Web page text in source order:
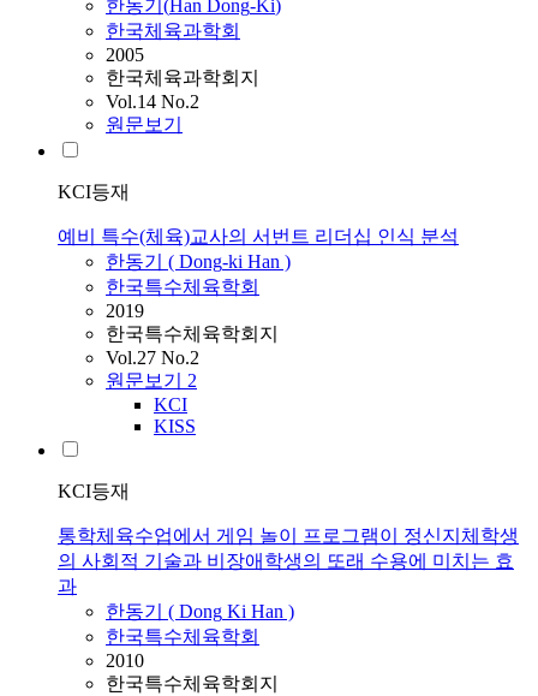
한동기 (Han Dong-Ki)
한국체육과학회
2005
한국체육과학회지
Vol.14 No.2
원문보기
KCI등재
예비 특수(체육)교사의 서번트 리더십 인식 분석
한동기
( Dong-ki Han )
한국특수체육학회
2019
한국특수체육학회지
Vol.27 No.2
원문보기 2
KCI
KISS
KCI등재
통학체육수업에서 게임 놀이 프로그램이 정신지체학생
의 사회적 기술과 비장애학생의 또래 수용에 미치는 효
과
한동기
( Dong Ki Han )
한국특수체육학회
2010
한국특수체육학회지